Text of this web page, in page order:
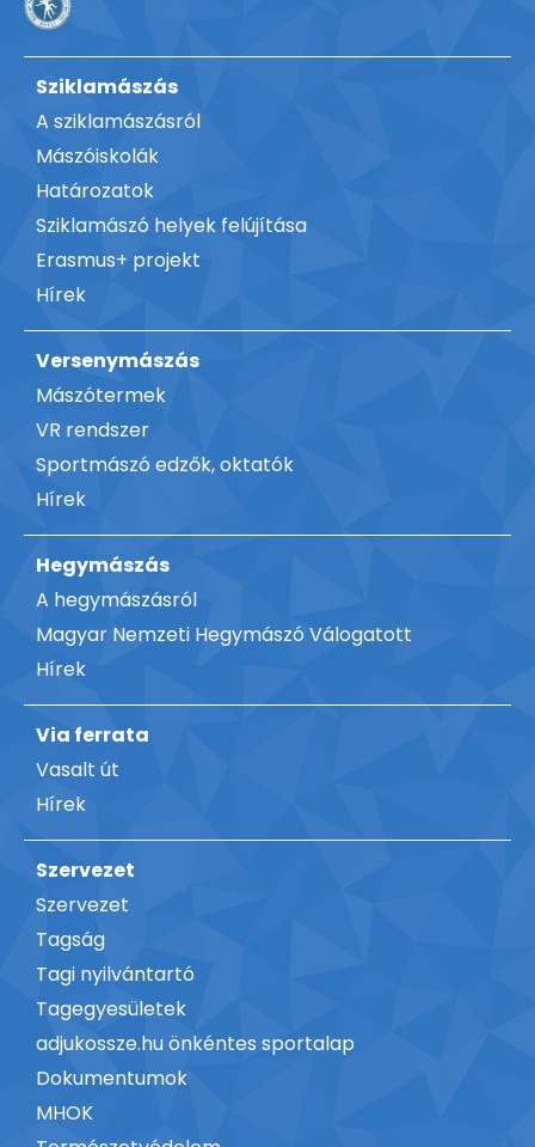
Sziklamászás
A sziklamászásról
Mászóiskolák
Határozatok
Sziklamászó helyek felújítása
Erasmus+ projekt
Hírek
Versenymászás
Mászótermek
VR rendszer
Sportmászó edzők, oktatók
Hírek
Hegymászás
A hegymászásról
Magyar Nemzeti Hegymászó Válogatott
Hírek
Via ferrata
Vasalt út
Hírek
Szervezet
Szervezet
Tagság
Tagi nyilvántartó
Tagegyesületek
adjukossze.hu önkéntes sportalap
Dokumentumok
MHOK